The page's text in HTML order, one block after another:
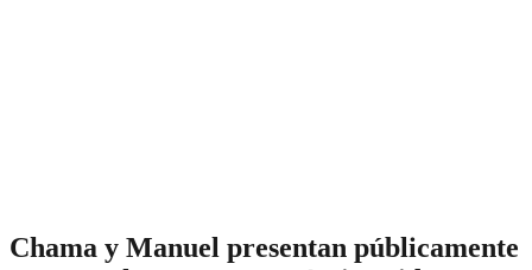
Chama y Manuel presentan públicamente